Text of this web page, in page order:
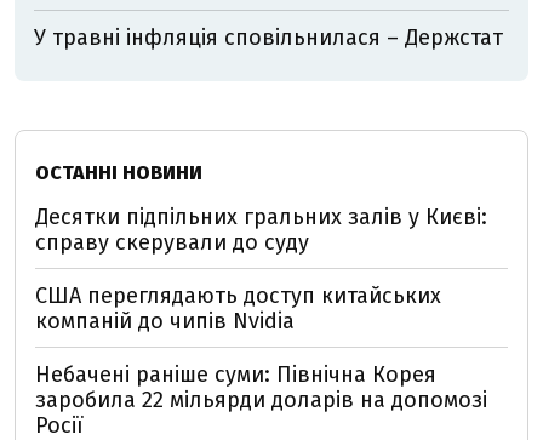
У травні інфляція сповільнилася – Держстат
ОСТАННІ НОВИНИ
Десятки підпільних гральних залів у Києві:
справу скерували до суду
США переглядають доступ китайських
компаній до чипів Nvidia
Небачені раніше суми: Північна Корея
заробила 22 мільярди доларів на допомозі
Росії